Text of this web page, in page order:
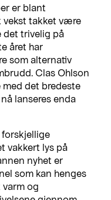
er blant
vekst takket være
det trivelig på
året har
som alternativ
Clas Ohlson
det bredeste
lanseres enda
forskjellige
vakkert lys på
nyhet er
som kan henges
varm og